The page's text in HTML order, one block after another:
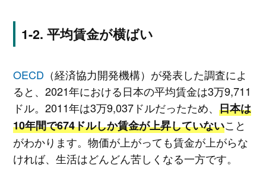
平均賃金が横ばい
OECD （経済協力開発機構）が発表した調査によ
ると、2021年における日本の平均賃金は3万9,711
ドル。2011年は3万9,037ドルだったため、 日本は
10年間で674ドルしか賃金が上昇していないこと
がわかります。物価が上がっても賃金が上がらな
ければ、生活はどんどん苦しくなる一方です。